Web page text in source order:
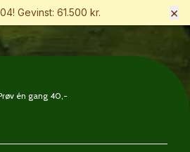
Gevinst: 61.500 kr. ×
én gang 40,-